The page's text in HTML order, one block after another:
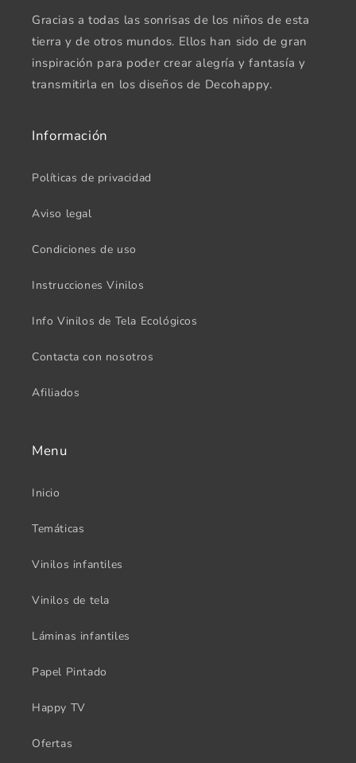
Gracias a todas las sonrisas de los niños de esta
tierra y de otros mundos. Ellos han sido de gran
inspiración para poder crear alegría y fantasía y
transmitirla en los diseños de Decohappy.
Información
Políticas de privacidad
Aviso legal
Condiciones de uso
Instrucciones Vinilos
Info Vinilos de Tela Ecológicos
Contacta con nosotros
Afiliados
Menu
Inicio
Temáticas
Vinilos infantiles
Vinilos de tela
Láminas infantiles
Papel Pintado
Happy TV
Ofertas